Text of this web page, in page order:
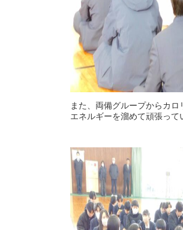
また、両備グループからカ
エネルギーを溜めて頑張って